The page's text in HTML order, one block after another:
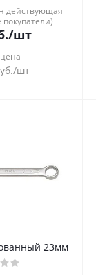
действующая
/шт
/шт
23мм